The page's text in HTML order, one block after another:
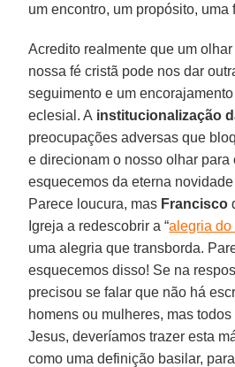
um encontro, um propósito, uma
Acredito realmente que um
nossa fé cristã pode nos dar
seguimento e um
eclesial. A institucionalização
preocupações adversas que
e direcionam o nosso olhar para
esquecemos da eterna
Parece loucura, mas Francisco
Igreja a redescobrir a “alegria
uma alegria que transborda.
esquecemos disso! Se na
precisou se falar que não há
homens ou mulheres, mas
Jesus, deveríamos trazer esta
como uma definição basilar,